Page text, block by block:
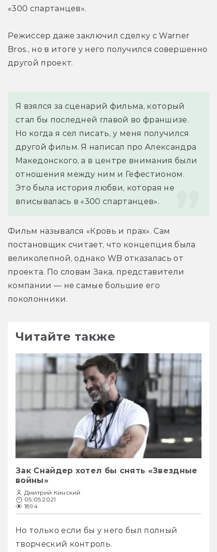
«300 спартанцев».
Режиссер даже заключил сделку с Warner
Bros., но в итоге у него получился совершенно
другой проект.
Я взялся за сценарий фильма, который
стал бы последней главой во франшизе.
Но когда я сел писать, у меня получился
другой фильм. Я написал про Александра
Македонского, а в центре внимания были
отношения между ним и Гефестионом.
Это была история любви, которая не
вписывалась в «300 спартанцев».
Фильм назывался «Кровь и прах». Сам
постановщик считает, что концепция была
великолепной, однако WB отказалась от
проекта. По словам Зака, представители
компании — не самые большие его
поколонники.
Читайте также
Зак Снайдер хотел бы снять «Звездные
войны»
Дмитрий Кинский
05.05.2021
1894
Но только если бы у него был полный
творческий контроль.